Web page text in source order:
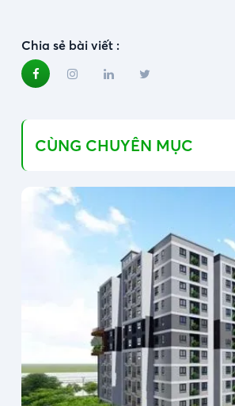
Chia sẻ bài viết :
CÙNG CHUYÊN MỤC